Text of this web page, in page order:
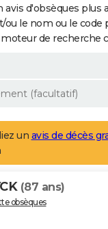
ville
avis d'obsèques plus
le nom ou le code
de recherche
un avis de décès
(87 ans)
obsèques